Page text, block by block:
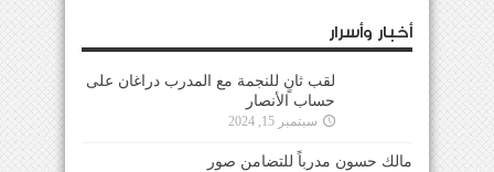
أخبار وأسرار
لقب ثانٍ للنجمة مع المدرب دراغان على
حساب الأنصار
سبتمبر 15, 2024
مالك حسون مدرباً للتضامن صور